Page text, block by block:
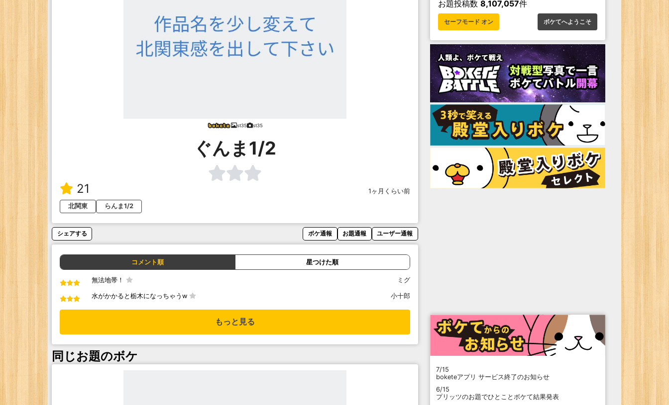
st35 st35
ぐんま1/2
21
1ヶ月くらい前
北関東
らんま1/2
シェアする ボケ通報 お題通報 ユーザー通報
コメント順 星つけた順
無法地帯！ ミグ
水がかかると栃木になっちゃうw 小十郎
もっと見る
同じお題のボケ
お題投稿数 8,107,057件
セーフモード オン ボケてへようこそ
7/15
boketeアプリ サービス終了のお知らせ
6/15
プリッツのお題でひとことボケて結果発表